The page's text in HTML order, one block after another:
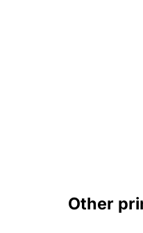
Other